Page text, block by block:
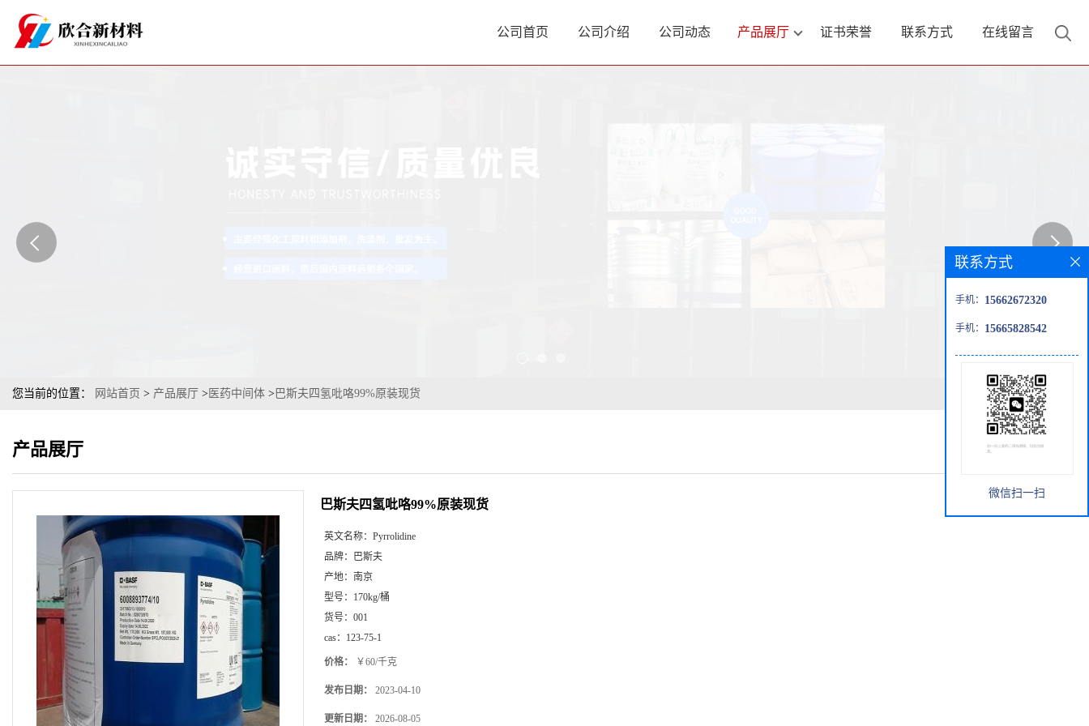
公司首页 公司介绍 公司动态 产品展厅 证书荣誉 联系方式 在线留言
您当前的位置： 网站首页 > 产品展厅 > 医药中间体 > 巴斯夫四氢吡咯99%原装现货
产品展厅
巴斯夫四氢吡咯99%原装现货
英文名称： Pyrrolidine
品牌：
巴斯夫
产地： 南京
型号： 170kg/桶
货号： 001
cas： 123-75-1
价格： ￥60/千克
发布日期： 2023-04-10
更新日期： 2026-08-05
联系方式
手机： 15662672320
手机： 15665828542
微信扫一扫